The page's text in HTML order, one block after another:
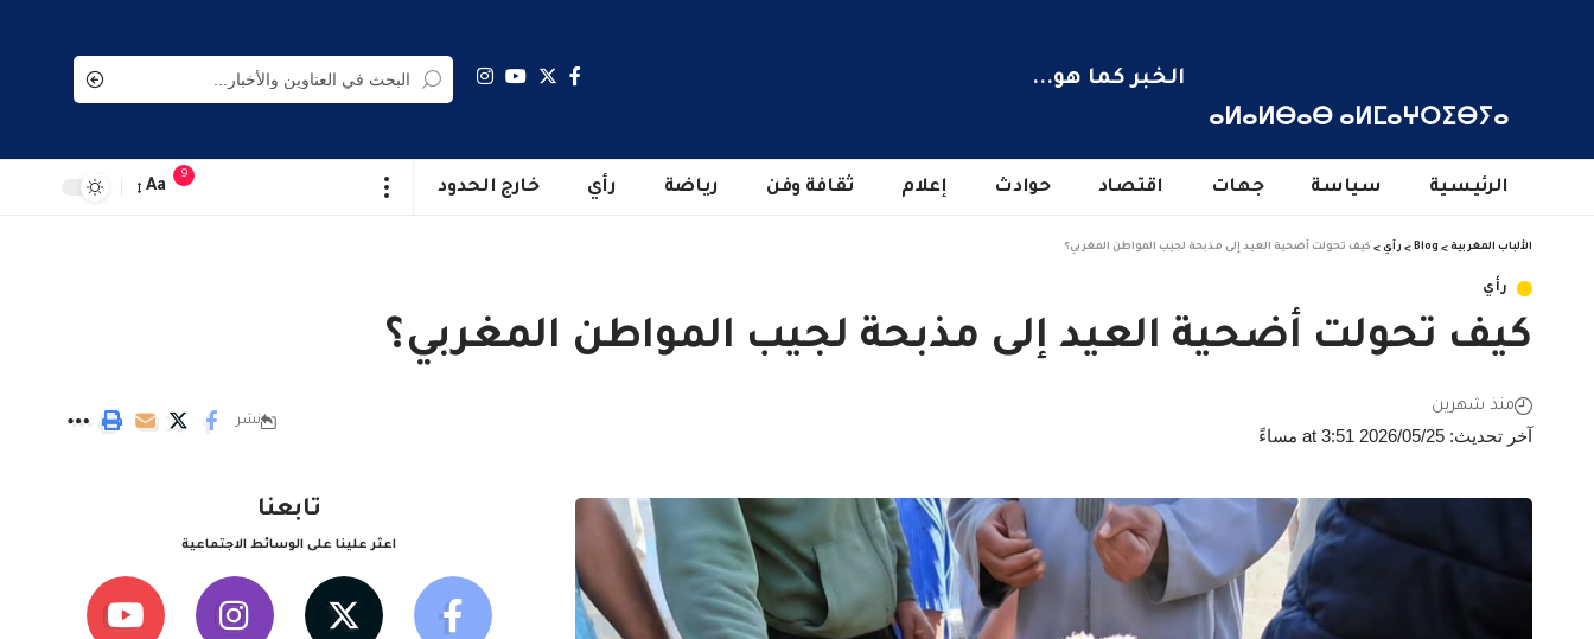
ⴰⵍⴰⵍⴱⴰⴱ ⴰⵍⵎⴰⵖⵔⵉⴱⵢⴰ
الخبر كما هو...
الرئيسية سياسة جهات اقتصاد حوادث إعلام ثقافة وفن رياضة رأي خارج الحدود
9
Aa
الألباب المغربية >
Blog
> رأي > كيف تحولت أضحية العيد إلى مذبحة لجيب المواطن المغربي؟
رأي
كيف تحولت أضحية العيد إلى مذبحة لجيب المواطن المغربي؟
آخر تحديث: 2026/05/25 at 3:51 مساءً
منذ شهرين
نشر
تابعنا
اعثر علينا على الوسائط الاجتماعية